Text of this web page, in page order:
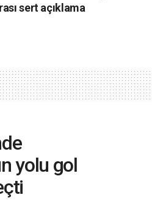
sert açıklama
yolu gol